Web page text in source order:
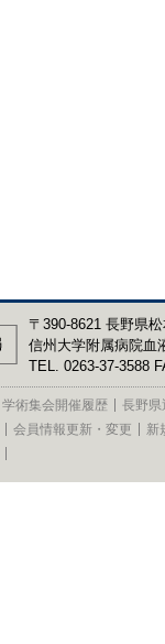
〒390-8621 長野県
信州大学附属病院血
TEL. 0263-37-3588
学術集会開催履歴
長野県
会員情報更新・変更
新